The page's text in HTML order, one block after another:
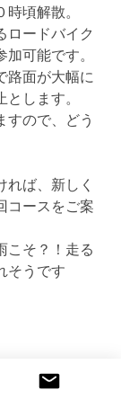
頃解散。
ロードバイク
可能です。
路面が大幅に
します。
すので、どう
れば、新しく
コースをご案
こそ？！走る
そうです